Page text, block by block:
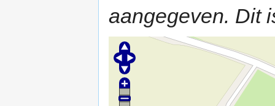
aangegeven. Dit